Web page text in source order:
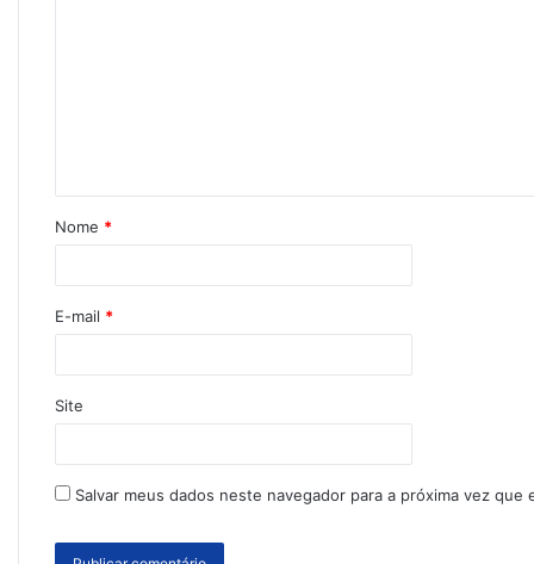
Nome *
E-mail *
Site
Salvar meus dados neste navegador para a próxima vez que